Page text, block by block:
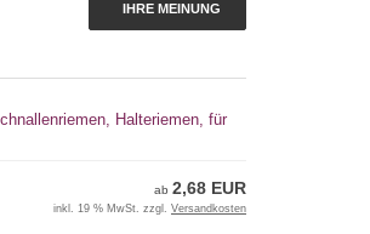
IHRE MEINUNG
Halteriemen, für
ab 2,68 EUR
inkl. 19 % MwSt. zzgl. Versandkosten